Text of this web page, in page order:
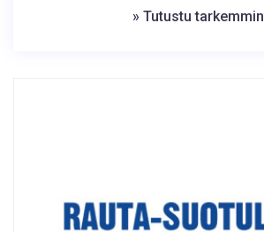
» Tutustu tarkemmin